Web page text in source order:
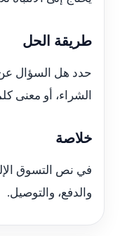
طريقة الحل
حدد هل السؤال
الشراء، أو معنى
خلاصة
في نص التسوق
والدفع، والتوصيل.